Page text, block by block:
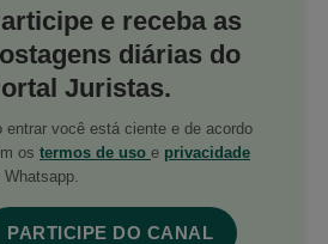
e receba as
diárias do
Juristas.
entrar você está ciente e de acordo
os termos de uso e privacidade
Whatsapp.
PARTICIPE DO CANAL